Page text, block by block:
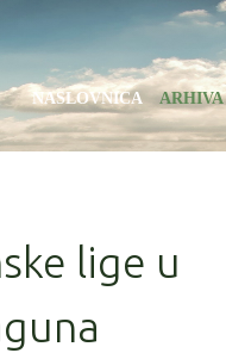
NASLOVNICA ARHIVA
lige u